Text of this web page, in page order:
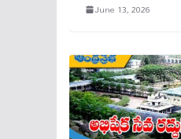
June 13, 2026